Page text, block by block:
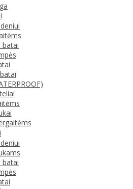
batai
batai